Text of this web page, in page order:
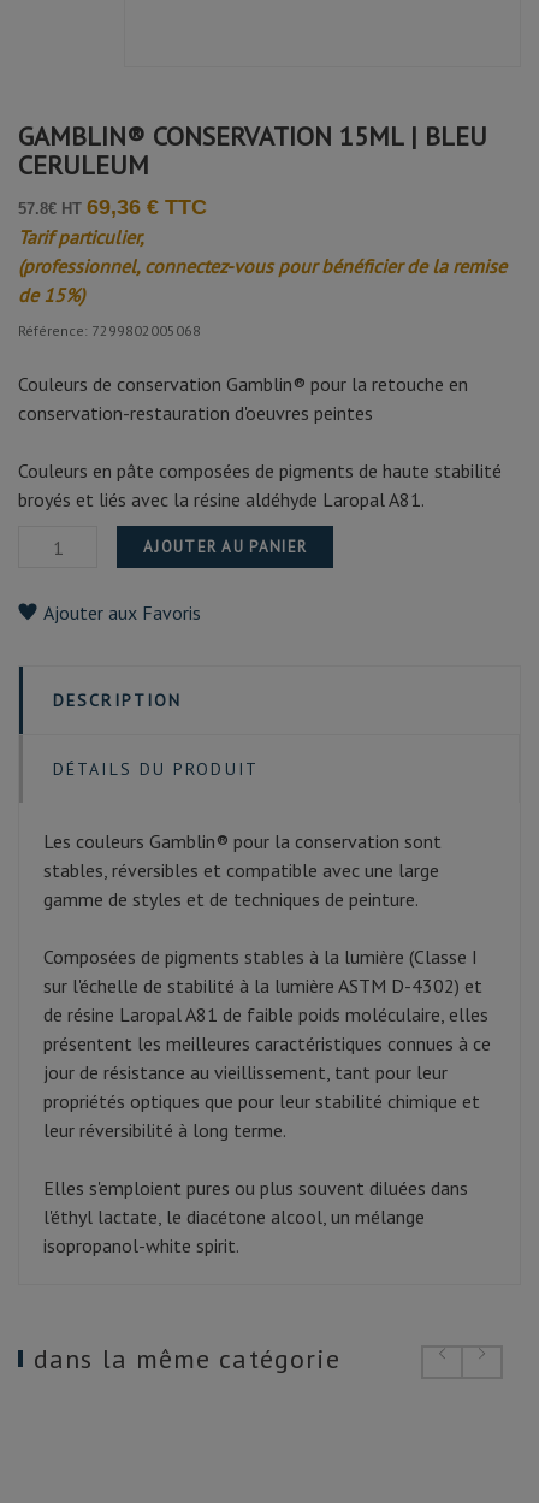
GAMBLIN® CONSERVATION 15ML | BLEU
CERULEUM
57.8€ HT 69,36 € TTC
Tarif particulier,
(professionnel, connectez-vous pour bénéficier de la remise
de 15%)
Référence: 7299802005068
Couleurs de conservation Gamblin® pour la retouche en
conservation-restauration d'oeuvres peintes
Couleurs en pâte composées de pigments de haute stabilité
broyés et liés avec la résine aldéhyde Laropal A81.
AJOUTER AU PANIER
Ajouter aux Favoris
DESCRIPTION
DÉTAILS DU PRODUIT
Les couleurs Gamblin® pour la conservation sont
stables, réversibles et compatible avec une large
gamme de styles et de techniques de peinture.
Composées de pigments stables à la lumière (Classe I
sur l'échelle de stabilité à la lumière ASTM D-4302) et
de résine Laropal A81 de faible poids moléculaire, elles
présentent les meilleures caractéristiques connues à ce
jour de résistance au vieillissement, tant pour leur
propriétés optiques que pour leur stabilité chimique et
leur réversibilité à long terme.
Elles s'emploient pures ou plus souvent diluées dans
l'éthyl lactate, le diacétone alcool, un mélange
isopropanol-white spirit.
dans la même catégorie